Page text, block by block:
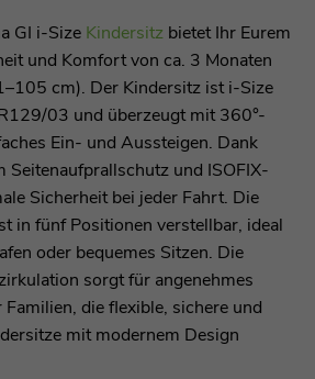
GI i-Size Kindersitz bietet Ihr Eurem
und Komfort von ca. 3 Monaten
cm). Der Kindersitz ist i-Size
03 und überzeugt mit 360°-
Ein- und Aussteigen. Dank
Seitenaufprallschutz und ISOFIX-
Sicherheit bei jeder Fahrt. Die
in fünf Positionen verstellbar, ideal
oder bequemes Sitzen. Die
sorgt für angenehmes
die flexible, sichere und
mit modernem Design